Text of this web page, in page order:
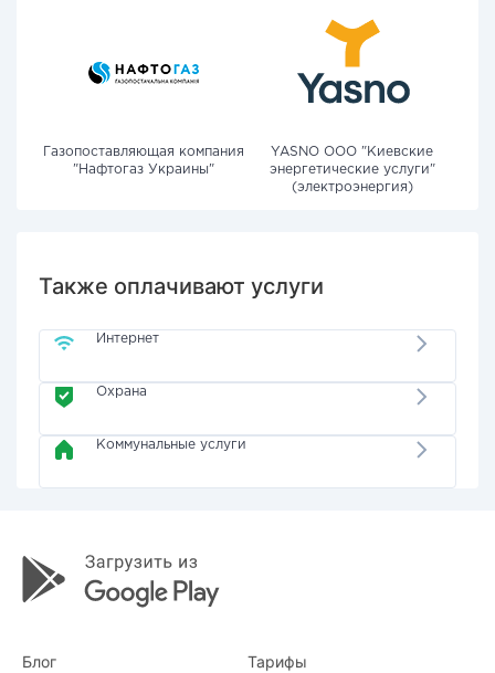
Газопоставляющая компания
"Нафтогаз Украины"
YASNO OOO "Киевские
энергетические услуги"
(электроэнергия)
Также оплачивают услуги
Интернет
Охрана
Коммунальные услуги
Блог Тарифы